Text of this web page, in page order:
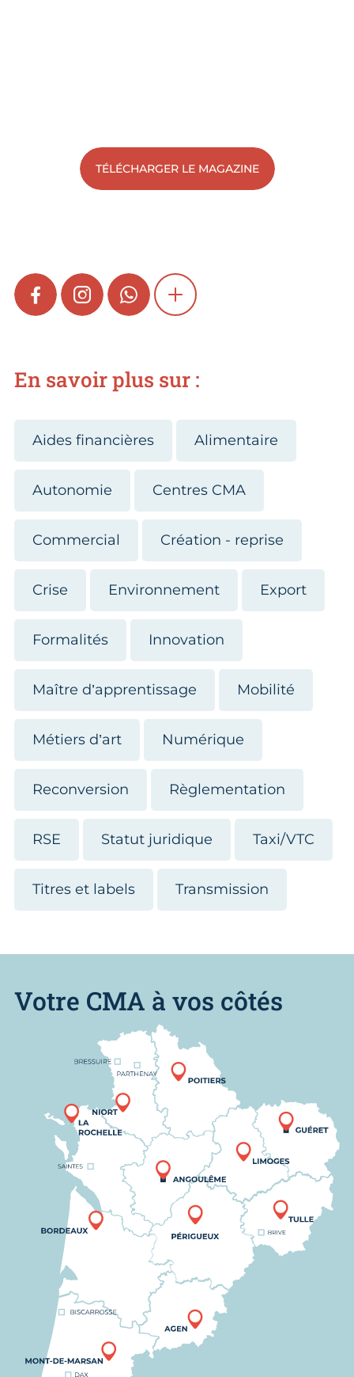
TÉLÉCHARGER LE MAGAZINE
FACEBOOKINSTAGRAMWHATSAPPSHOW MORE
En savoir plus sur :
Aides financières Alimentaire
Autonomie Centres CMA
Commercial Création - reprise
Crise Environnement Export
Formalités Innovation
Maître d’apprentissage Mobilité
Métiers d’art Numérique
Reconversion Règlementation
RSE Statut juridique Taxi/VTC
Titres et labels Transmission
Votre CMA à vos côtés